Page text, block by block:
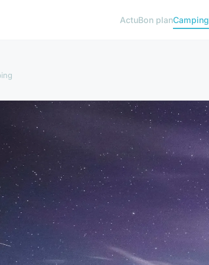
ActuBon planCamping